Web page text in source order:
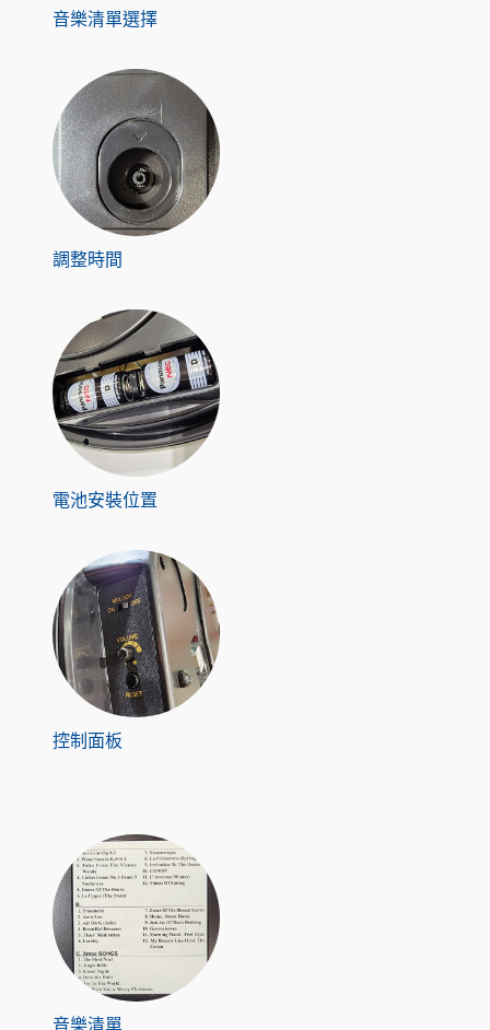
音樂清單選擇
調整時間
電池安裝位置
控制面板
音樂清單